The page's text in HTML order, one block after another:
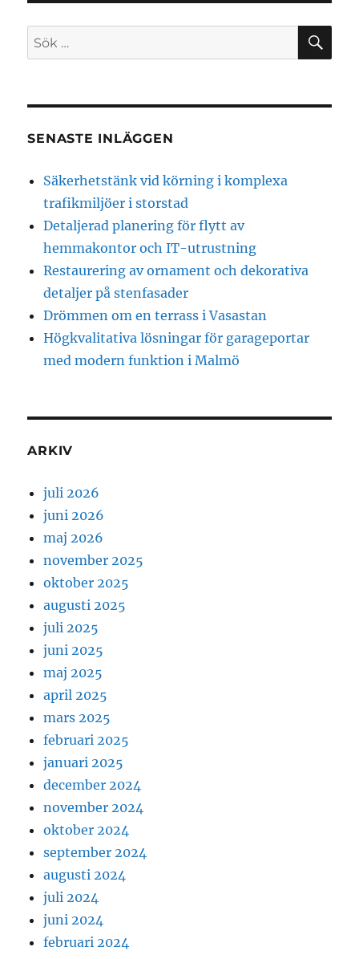
Sök
efter:
SENASTE INLÄGGEN
Säkerhetstänk vid körning i komplexa
trafikmiljöer i storstad
Detaljerad planering för flytt av
hemmakontor och IT-utrustning
Restaurering av ornament och dekorativa
detaljer på stenfasader
Drömmen om en terrass i Vasastan
Högkvalitativa lösningar för garageportar
med modern funktion i Malmö
ARKIV
juli 2026
juni 2026
maj 2026
november 2025
oktober 2025
augusti 2025
juli 2025
juni 2025
maj 2025
april 2025
mars 2025
februari 2025
januari 2025
december 2024
november 2024
oktober 2024
september 2024
augusti 2024
juli 2024
juni 2024
februari 2024